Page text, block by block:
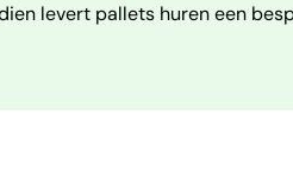
levert pallets huren een